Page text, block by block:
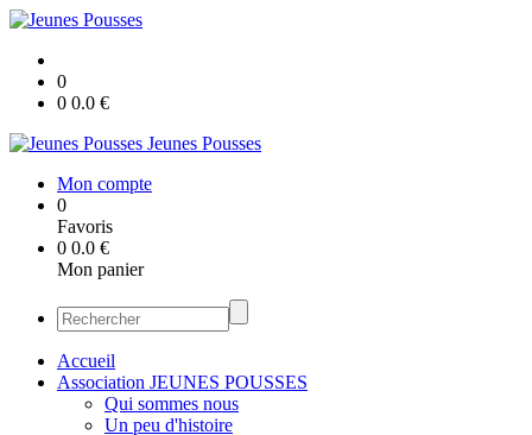
0
0 0.0 €
Jeunes Pousses
Mon compte
0
Favoris
0 0.0 €
Mon panier
Accueil
Association JEUNES POUSSES
Qui sommes nous
Un peu d'histoire